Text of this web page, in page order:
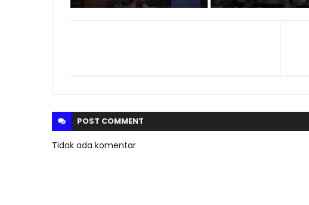
POST COMMENT
Tidak ada komentar